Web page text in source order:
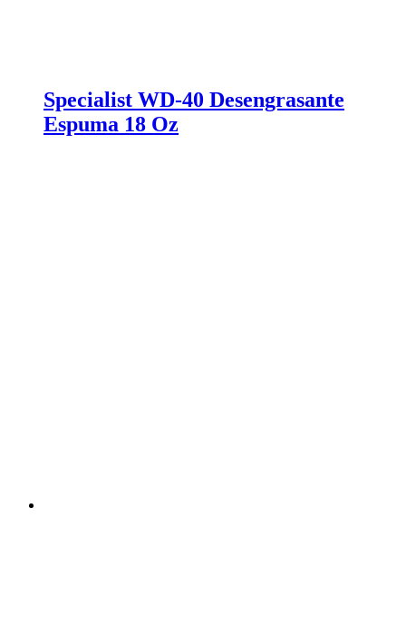
Specialist WD-40 Desengrasante
Espuma 18 Oz